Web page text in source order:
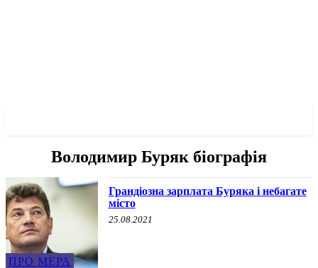
Володимир Буряк біографія
ПРО МЕРА
Грандіозна зарплата Буряка і небагате
місто
25.08.2021